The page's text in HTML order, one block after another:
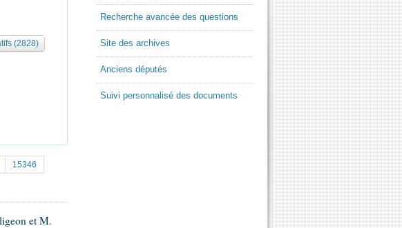
(2828)
15346
et M.
Recherche avancée des questions
Site des archives
Anciens députés
Suivi personnalisé des documents